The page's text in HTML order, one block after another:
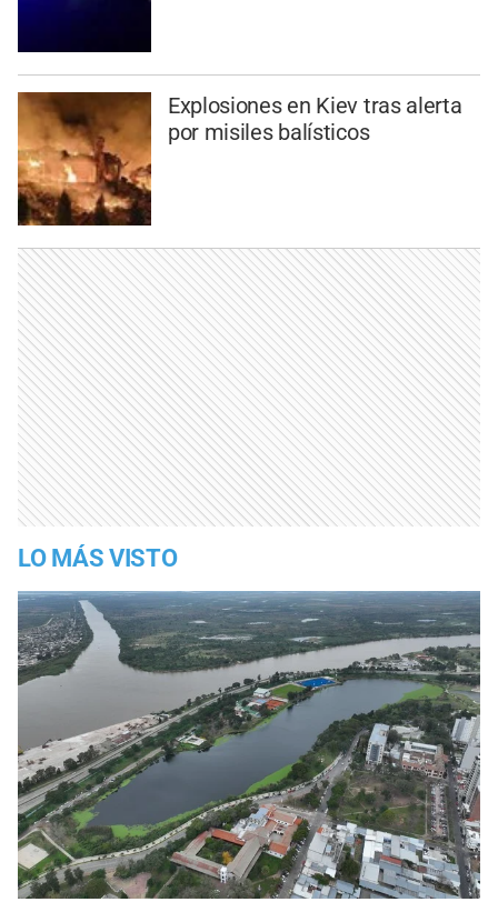
Explosiones en Kiev tras alerta
por misiles balísticos
LO MÁS VISTO